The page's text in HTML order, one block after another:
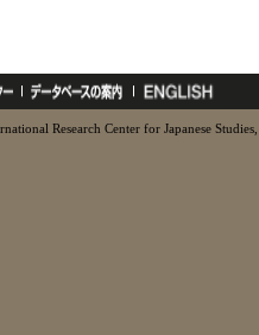
Research Center for Japanese